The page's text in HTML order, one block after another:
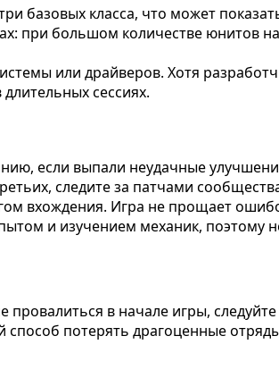
базовых класса, что может
при большом количестве юнитов
или драйверов. Хотя
сессиях.
если выпали неудачные
следите за патчами
вхождения. Игра не прощает
и изучением механик, поэтому
в начале игры,
потерять драгоценные